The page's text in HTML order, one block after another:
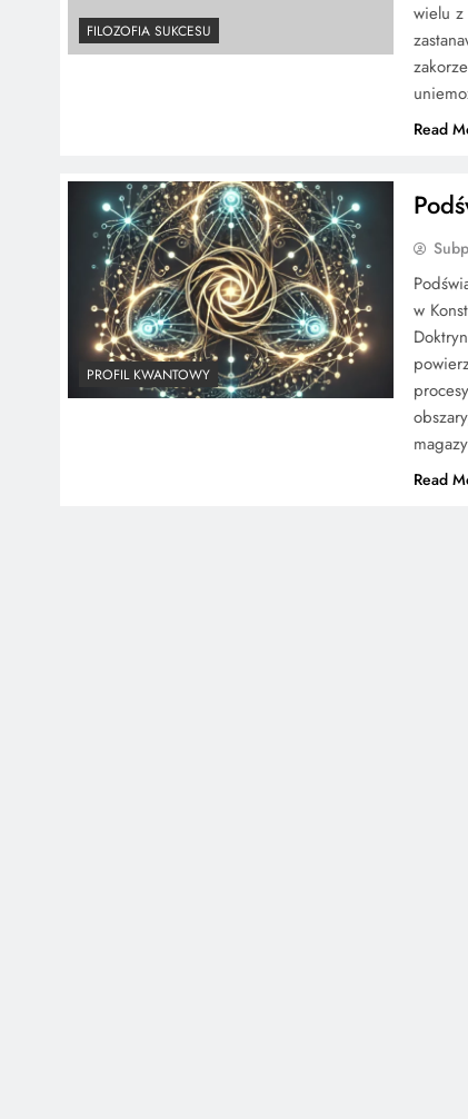
FILOZOFIA SUKCESU
wielu
Read
PROFIL KWANTOWY
w
Read